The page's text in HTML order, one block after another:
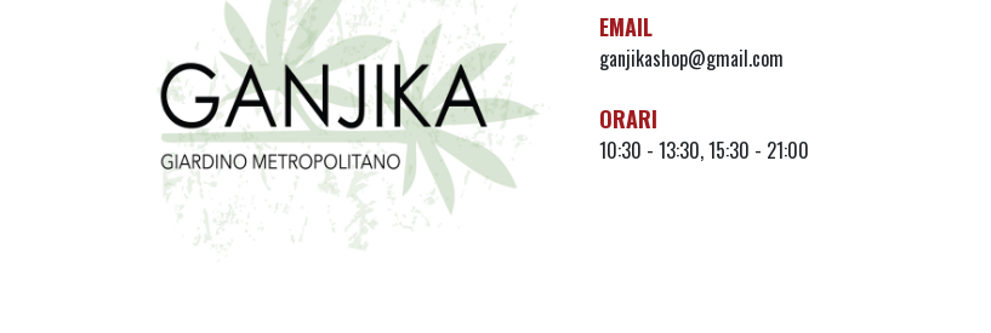
EMAIL
ganjikashop@gmail.com
ORARI
10:30 - 13:30, 15:30 - 21:00